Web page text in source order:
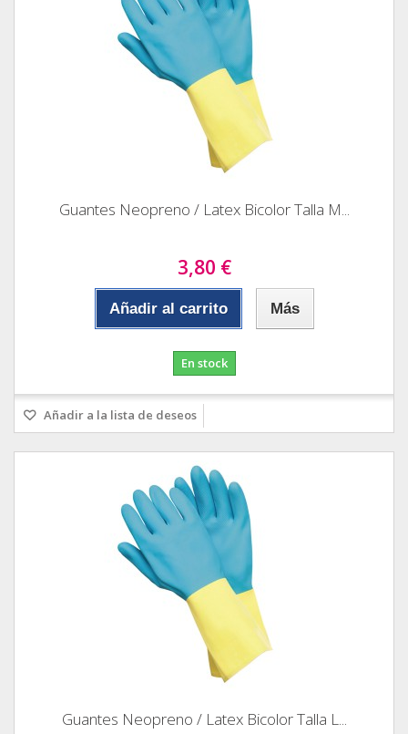
Guantes Neopreno / Latex Bicolor Talla M...
3,80 €
Añadir al carrito Más
En stock
Añadir a la lista de deseos
Guantes Neopreno / Latex Bicolor Talla L...